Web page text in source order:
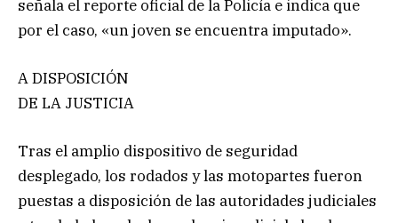
señala el reporte oficial de la Policía e indica que
por el caso, «un joven se encuentra imputado».
A DISPOSICIÓN
DE LA JUSTICIA
Tras el amplio dispositivo de seguridad
desplegado, los rodados y las motopartes fueron
puestas a disposición de las autoridades judiciales